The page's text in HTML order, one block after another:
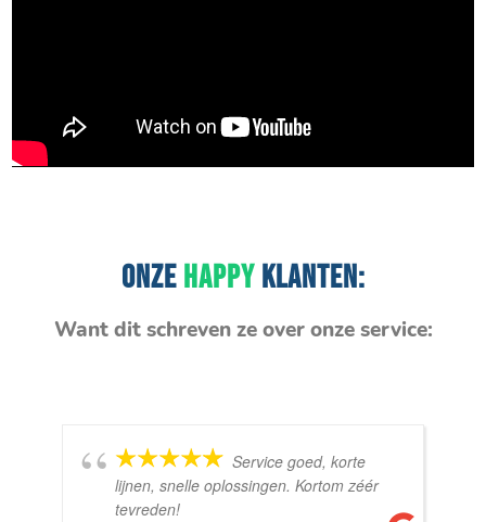
ONZEHAPPYKLANTEN:
Want dit schreven ze over onze service:
Service goed, korte
lijnen, snelle oplossingen. Kortom zéér
tevreden!